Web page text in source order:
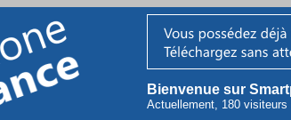
Bienvenue sur
Actuellement, 180 visiteurs